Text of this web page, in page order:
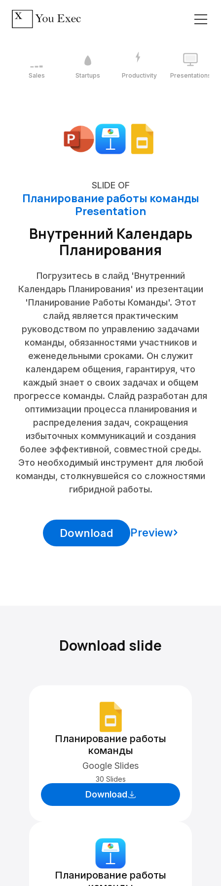
Sales Startups Productivity Presentations
SLIDE OF
Планирование работы команды
Presentation
Внутренний Календарь
Планирования
Погрузитесь в слайд 'Внутренний
Календарь Планирования' из презентации
'Планирование Работы Команды'. Этот
слайд является практическим
руководством по управлению задачами
команды, обязанностями участников и
еженедельными сроками. Он служит
календарем общения, гарантируя, что
каждый знает о своих задачах и общем
прогрессе команды. Слайд разработан для
оптимизации процесса планирования и
распределения задач, сокращения
избыточных коммуникаций и создания
более эффективной, совместной среды.
Это необходимый инструмент для любой
команды, столкнувшейся со сложностями
гибридной работы.
Download Preview
Download slide
Планирование работы
команды
Google Slides
30 Slides
Download
Планирование работы